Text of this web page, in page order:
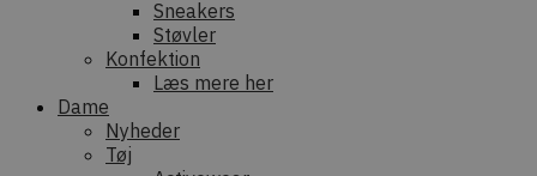
Sneakers
Støvler
Konfektion
Læs mere her
Dame
Nyheder
Tøj